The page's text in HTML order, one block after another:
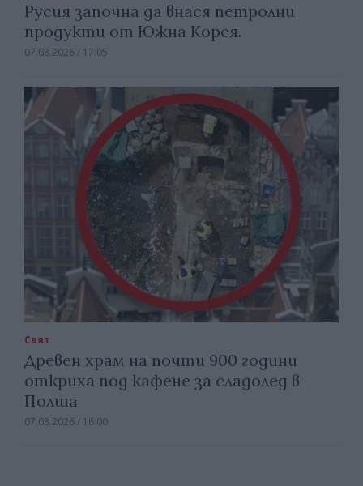
Русия започна да внася петролни
продукти от Южна Корея.
07.08.2026 / 17:05
Свят
Древен храм на почти 900 години
откриха под кафене за сладолед в
Полша
07.08.2026 / 16:00